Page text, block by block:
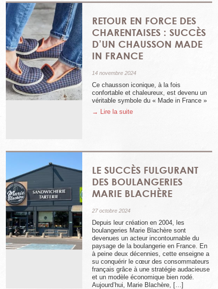
RETOUR EN FORCE DES
CHARENTAISES : SUCCÈS
D’UN CHAUSSON MADE
IN FRANCE
14 novembre 2024
Ce chausson iconique, à la fois
confortable et chaleureux, est devenu un
véritable symbole du « Made in France »
→ Lire la suite
LE SUCCÈS FULGURANT
DES BOULANGERIES
MARIE BLACHÈRE
27 octobre 2024
Depuis leur création en 2004, les
boulangeries Marie Blachère sont
devenues un acteur incontournable du
paysage de la boulangerie en France. En
à peine deux décennies, cette enseigne a
su conquérir le cœur des consommateurs
français grâce à une stratégie audacieuse
et un modèle économique bien rodé.
Aujourd’hui, Marie Blachère, […]